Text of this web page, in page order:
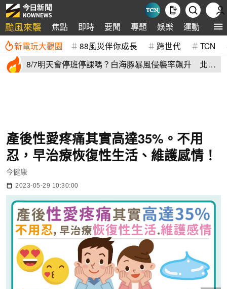
颱風來襲 焦點 即時 要聞 專題 娛樂 運動 全球
新電玩大觀園 88風災伴你成長 跨世代 TCN
8/7明天會停班停課嗎？白海豚暴風侵襲率飆升 北北
產後性愛疼痛其實高達35%。不用
忍，早治療恢復性生活、維護感情！
今健康
2023-05-29 10:30:00